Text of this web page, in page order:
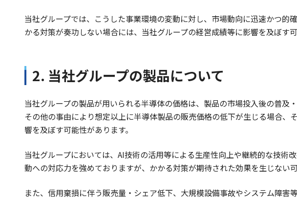
当社グループでは、こうした事業環境の変動に対し、市場動向に迅速かつ
かる対策が奏功しない場合には、当社グループの経営成績等に影響を及ぼす可
2. 当社グループの製品について
当社グループの製品が用いられる半導体の価格は、製品の市場投入後の普
その他の事由により想定以上に半導体製品の販売価格の低下が生じる場合
響を及ぼす可能性があります。
当社グループにおいては、AI技術の活用等による生産性向上や継続的な技
動への対応力を強めておりますが、かかる対策が期待された効果を生じない可
また、信用棄損に伴う販売量・シェア低下、大規模設備事故やシステム障